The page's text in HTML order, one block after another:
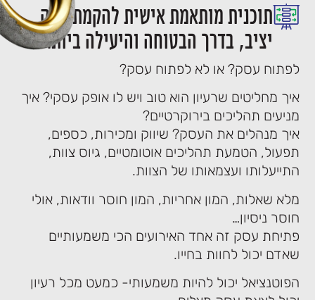
תוכנית מותאמת אישית להקמת עסק
יציב, בדרך הבטוחה והיעילה ביותר
לפתוח עסק? או לא לפתוח עסק?
איך מחליטים שרעיון הוא טוב ויש לו אופק עסקי? איך
מניעים תהליכים בירוקרטיים?
איך מנהלים את העסק? שיווק ומכירות, כספים,
תפעול, הטמעת תהליכים אוטומטיים, גיוס צוות,
התייעלותו ועצמאותו של הצוות.
מלא שאלות, המון אחריות, המון חוסר וודאות, אולי
חוסר ניסיון…
פתיחת עסק זה אחד האירועים הכי משמעותיים
שאדם יכול לחוות בחייו.
הפוטנציאל יכול להיות משמעותי- כמעט מכל רעיון